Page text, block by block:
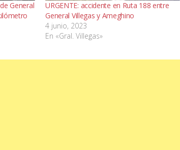
General
URGENTE: accidente en Ruta 188 entre
General Villegas y Ameghino
4 junio, 2023
En «Gral. Villegas»